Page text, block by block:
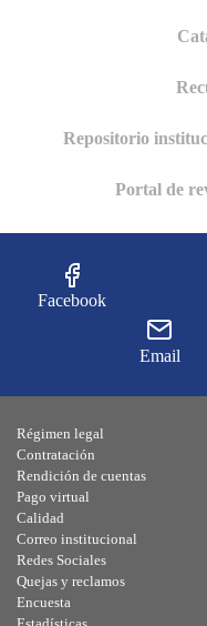
Repositorio
Portal de
Facebook
Email
Régimen legal
Contratación
Rendición de cuentas
Pago virtual
Calidad
Correo institucional
Redes Sociales
Quejas y reclamos
Encuesta